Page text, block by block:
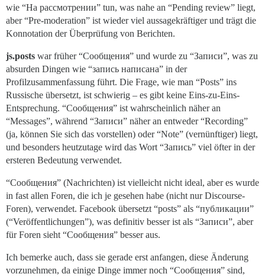
wie “На рассмотрении” tun, was nahe an “Pending review” liegt,
aber “Pre-moderation” ist wieder viel aussagekräftiger und trägt die
Konnotation der Überprüfung von Berichten.
js.posts war früher “Сообщения” und wurde zu “Записи”, was zu
absurden Dingen wie “запись написана” in der
Profilzusammenfassung führt. Die Frage, wie man “Posts” ins
Russische übersetzt, ist schwierig – es gibt keine Eins-zu-Eins-
Entsprechung. “Сообщения” ist wahrscheinlich näher an
“Messages”, während “Записи” näher an entweder “Recording”
(ja, können Sie sich das vorstellen) oder “Note” (vernünftiger) liegt,
und besonders heutzutage wird das Wort “Запись” viel öfter in der
ersteren Bedeutung verwendet.
“Сообщения” (Nachrichten) ist vielleicht nicht ideal, aber es wurde
in fast allen Foren, die ich je gesehen habe (nicht nur Discourse-
Foren), verwendet. Facebook übersetzt “posts” als “публикации”
(“Veröffentlichungen”), was definitiv besser ist als “Записи”, aber
für Foren sieht “Сообщения” besser aus.
Ich bemerke auch, dass sie gerade erst anfangen, diese Änderung
vorzunehmen, da einige Dinge immer noch “Сообщения” sind,